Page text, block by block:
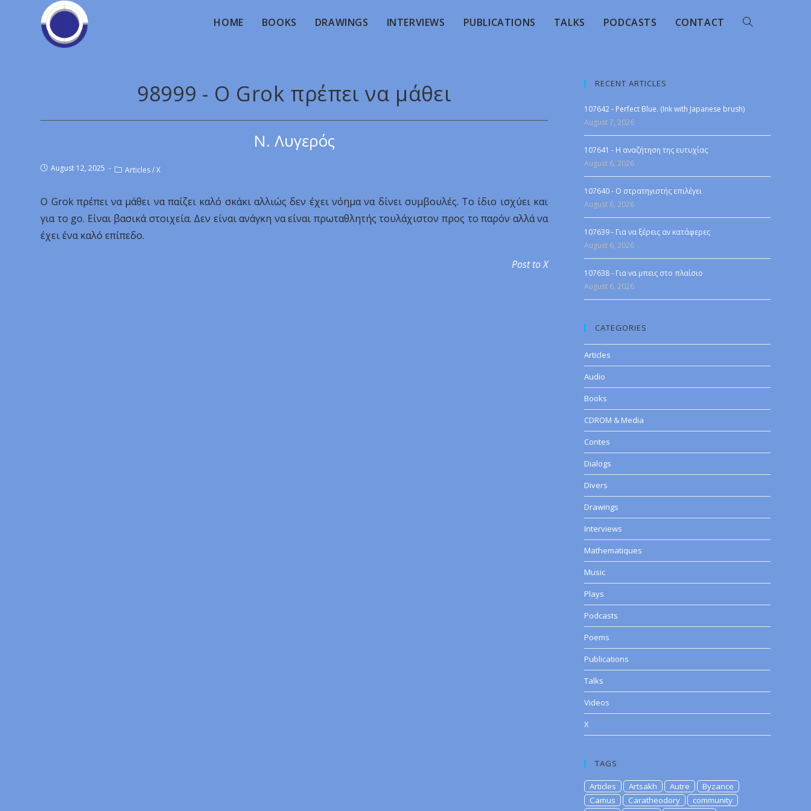
HOME BOOKS DRAWINGS INTERVIEWS PUBLICATIONS TALKS PODCASTS CONTACT
98999 - Ο Grok πρέπει να μάθει
Ν. Λυγερός
August 12, 2025 Articles/X
Ο Grok πρέπει να μάθει να παίζει καλό σκάκι αλλιώς δεν έχει νόημα να δίνει συμβουλές. Το ίδιο ισχύει και
για το go. Είναι βασικά στοιχεία. Δεν είναι ανάγκη να είναι πρωταθλητής τουλάχιστον προς το παρόν αλλά να
έχει ένα καλό επίπεδο.
Post to X
RECENT ARTICLES
107642 - Perfect Blue. (Ink with Japanese brush)
August 7, 2026
107641 - Η αναζήτηση της ευτυχίας
August 6, 2026
107640 - Ο στρατηγιστής επιλέγει
August 6, 2026
107639 - Για να ξέρεις αν κατάφερες
August 6, 2026
107638 - Για να μπεις στο πλαίσιο
August 6, 2026
CATEGORIES
Articles
Audio
Books
CDROM & Media
Contes
Dialogs
Divers
Drawings
Interviews
Mathematiques
Music
Plays
Podcasts
Poems
Publications
Talks
Videos
X
TAGS
Articles Artsakh Autre
Byzance
Camus
Caratheodory
community